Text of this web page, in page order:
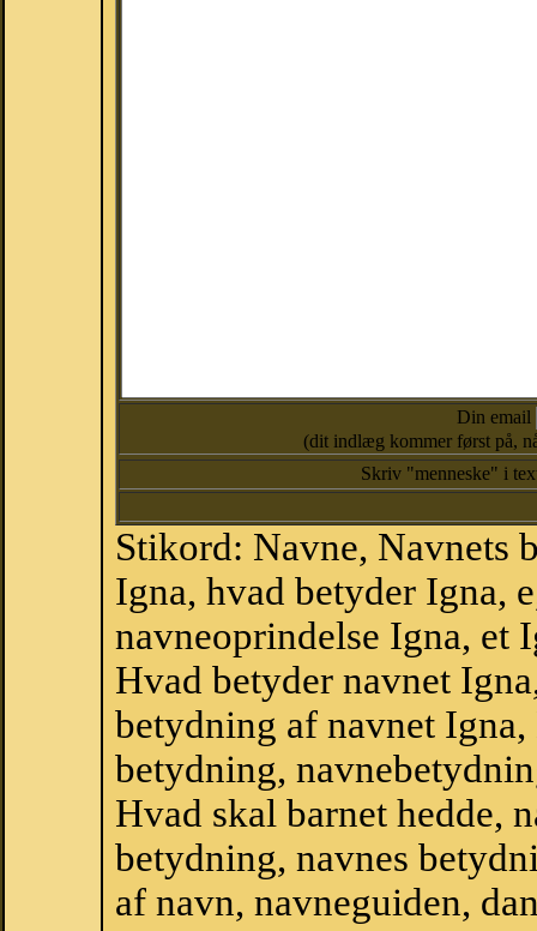
Din email
(dit indlæg kommer først på,
Skriv "menneske" i
Stikord: Navne, Navnets
Igna, hvad betyder Igna,
navneoprindelse Igna, et
Hvad betyder navnet
betydning af navnet
betydning,
Hvad skal barnet hedde,
betydning, navnes
af navn, navneguiden,